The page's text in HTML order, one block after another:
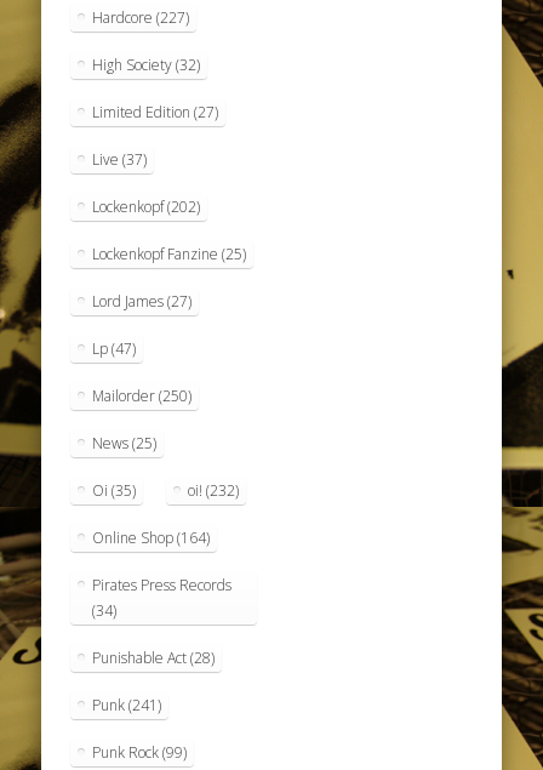
Hardcore (227)
High Society(32)
Limited Edition (27)
Live (37)
Lockenkopf(202)
Lockenkopf Fanzine (25)
Lord James(27)
Lp(47)
Mailorder(250)
News(25)
Oi (35) oi! (232)
Online Shop(164)
Pirates Press Records
(34)
Punishable Act(28)
Punk(241)
Punk Rock(99)